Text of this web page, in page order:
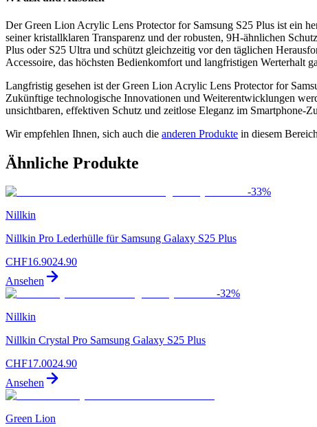
Der Green Lion Acrylic Lens Protector for Samsung S25 Plus ist ein
seiner kristallklaren Transparenz und der robusten, 9H-ähnlichen
Plus oder S25 Ultra und schützt gleichzeitig vor den täglichen
Accessoire, das höchsten Bedienkomfort und langfristigen Werterhalt
Langfristig gesehen ist der Green Lion Acrylic Lens Protector for
Zukünftige technologische Innovationen und Weiterentwicklungen
unsichtbaren, effektiven Schutz und zeitlose Eleganz im Smartphone-
Wir empfehlen Ihnen, sich auch die anderen Produkte in diesem
Ähnliche Produkte
-33%
Nillkin
Nillkin Pro Lederhülle für Samsung Galaxy S25 Plus
CHF16.9024.90
Ansehen
-32%
Nillkin
Nillkin Crystal Pro Samsung Galaxy S25 Plus
CHF17.0024.90
Ansehen
Green Lion